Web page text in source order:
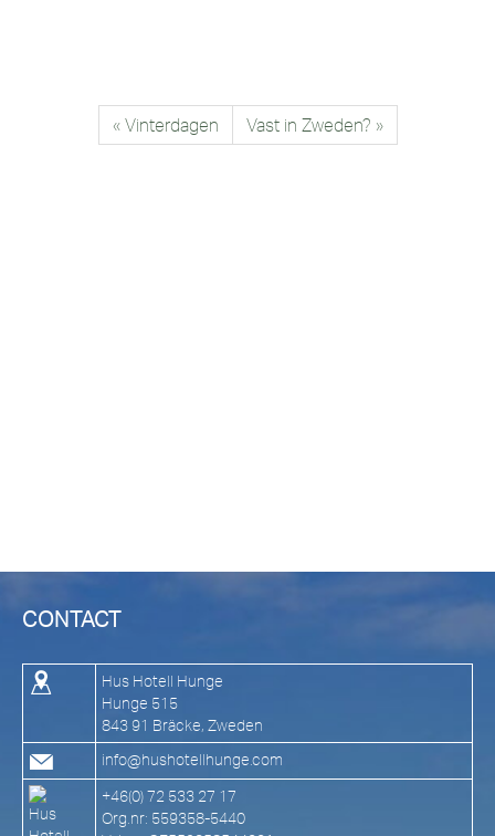
« Vinterdagen Vast in Zweden? »
CONTACT
Hus Hotell Hunge
Hunge 515
843 91 Bräcke, Zweden
info@hushotellhunge.com
+46(0) 72 533 27 17
Org.nr: 559358-5440